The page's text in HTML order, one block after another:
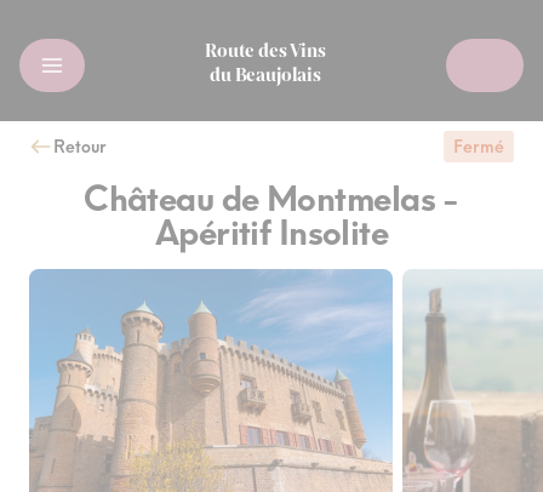
Route des Vins
du Beaujolais
Retour Fermé
Château de Montmelas -
Apéritif Insolite